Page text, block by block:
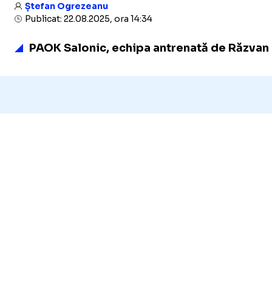
Ștefan Ogrezeanu
Publicat: 22.08.2025, ora 14:34
PAOK Salonic, echipa antrenată de